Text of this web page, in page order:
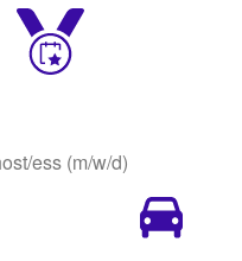
ess (m/w/d)